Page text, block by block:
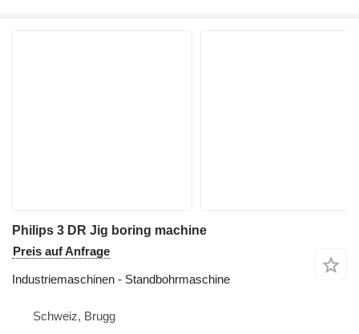
Philips 3 DR Jig boring machine
Preis auf Anfrage
Industriemaschinen - Standbohrmaschine
Schweiz, Brugg